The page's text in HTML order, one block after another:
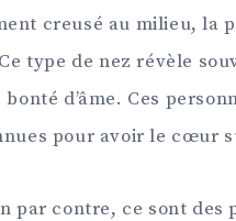
creusé au milieu, la
type de nez révèle
d’âme. Ces
pour avoir le cœur
par contre, ce sont des